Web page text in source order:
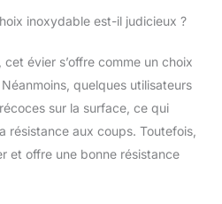
inoxydable est-il judicieux ?
évier s’offre comme un choix
quelques utilisateurs
sur la surface, ce qui
résistance aux coups. Toutefois,
et offre une bonne résistance